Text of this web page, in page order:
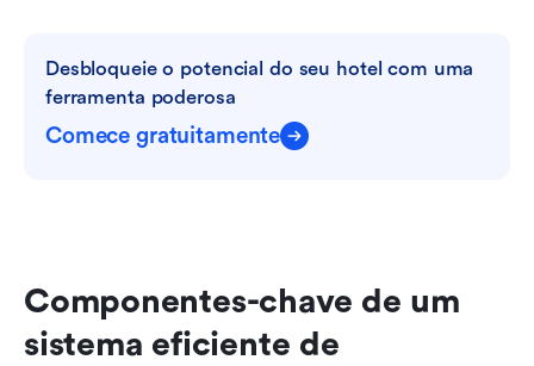
Desbloqueie o potencial do seu hotel com uma
ferramenta poderosa
Comece gratuitamente
Componentes-chave de um
sistema eficiente de